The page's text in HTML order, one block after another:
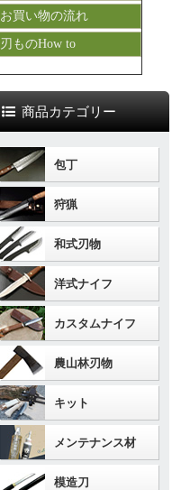
お買い物の流れ
刃ものHow to
商品カテゴリー
包丁
狩猟
和式刃物
洋式ナイフ
カスタムナイフ
農山林刃物
キット
メンテナンス材
模造刀